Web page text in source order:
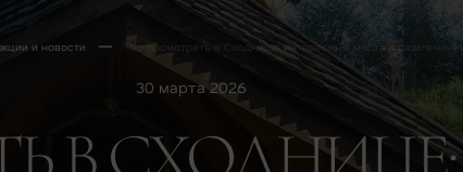
и новости Что посмотреть в Сходнице: интересные места и
30 марта 2026